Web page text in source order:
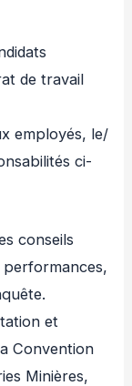
de travail
employés, le/
ci-
conseils
performances,
et
Convention
Minières,